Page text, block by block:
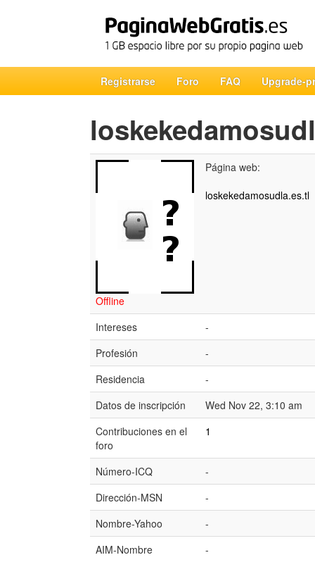
Registrarse Foro FAQ Upgrade-
Offline
Página web:
loskekedamosudla.es.tl
Intereses
-
Profesión
-
Residencia
-
Datos de inscripción
Wed Nov 22, 3:10 am
Contribuciones en el
foro
1
Número-ICQ
-
Dirección-MSN
-
Nombre-Yahoo
-
AIM-Nombre
-